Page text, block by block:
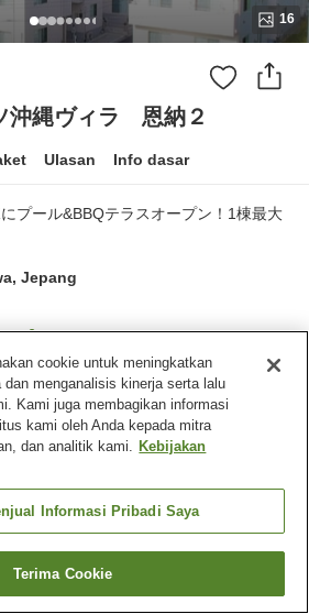
16
沖縄ヴィラ 恩納２
Ulasan Info dasar
プール&BBQテラスオープン！1棟最大
Jepang
6
Kolam renang
Desa Onna
恩納２
Cari kamar
cookie untuk meningkatkan
dan menganalisis kinerja serta lalu
Kami juga membagikan informasi
kami oleh Anda kepada mitra
dan analitik kami. Kebijakan
Informasi Pribadi Saya
Terima Cookie